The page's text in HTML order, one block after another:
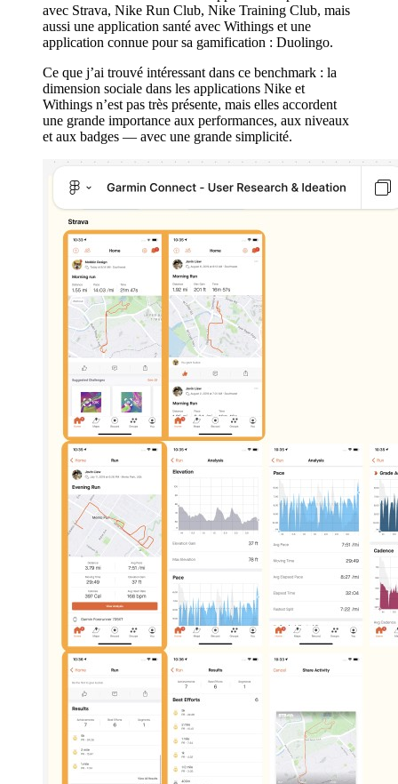
avec Strava, Nike Run Club, Nike Training Club, mais
aussi une application santé avec Withings et une
application connue pour sa gamification : Duolingo.
Ce que j’ai trouvé intéressant dans ce benchmark : la
dimension sociale dans les applications Nike et
Withings n’est pas très présente, mais elles accordent
une grande importance aux performances, aux niveaux
et aux badges — avec une grande simplicité.